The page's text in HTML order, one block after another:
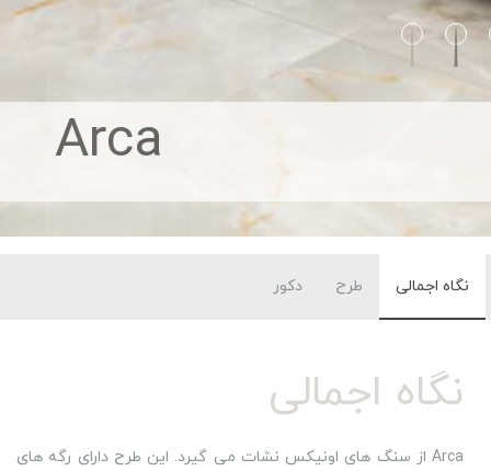
Arca
نگاه اجمالی طرح دکور
نگاه اجمالی
Arca از سنگ های اونیکس نشات می گیرد. این طرح دارای رگه های